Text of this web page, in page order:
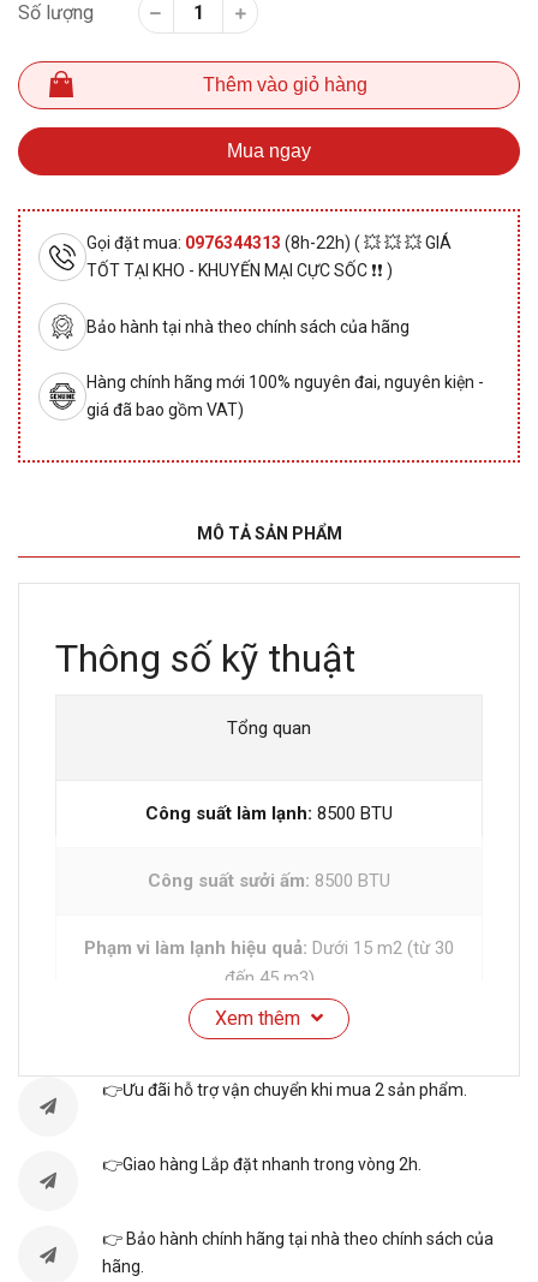
Số lượng
Thêm vào giỏ hàng
Mua ngay
Gọi đặt mua: 0976344313 (8h-22h) ( 💥 💥 💥 GIÁ
TỐT TẠI KHO - KHUYẾN MẠI CỰC SỐC ❗❗ )
Bảo hành tại nhà theo chính sách của hãng
Hàng chính hãng mới 100% nguyên đai, nguyên kiện -
giá đã bao gồm VAT)
MÔ TẢ SẢN PHẨM
Thông số kỹ thuật
Tổng quan
Công suất làm lạnh: 8500 BTU
Công suất sưởi ấm: 8500 BTU
Phạm vi làm lạnh hiệu quả: Dưới 15 m2 (từ 30
đến 45 m3)
Công nghệ Inverter:Điều hòa Inverter
Công suất tiêu thụ điện tối đa: 0.6 kW/h
Nhãn năng lượng tiết kiệm điện:5 sao (Hiệu
Xem thêm
👉Ưu đãi hỗ trợ vận chuyển khi mua 2 sản phẩm.
👉Giao hàng Lắp đặt nhanh trong vòng 2h.
👉 Bảo hành chính hãng tại nhà theo chính sách của
hãng.